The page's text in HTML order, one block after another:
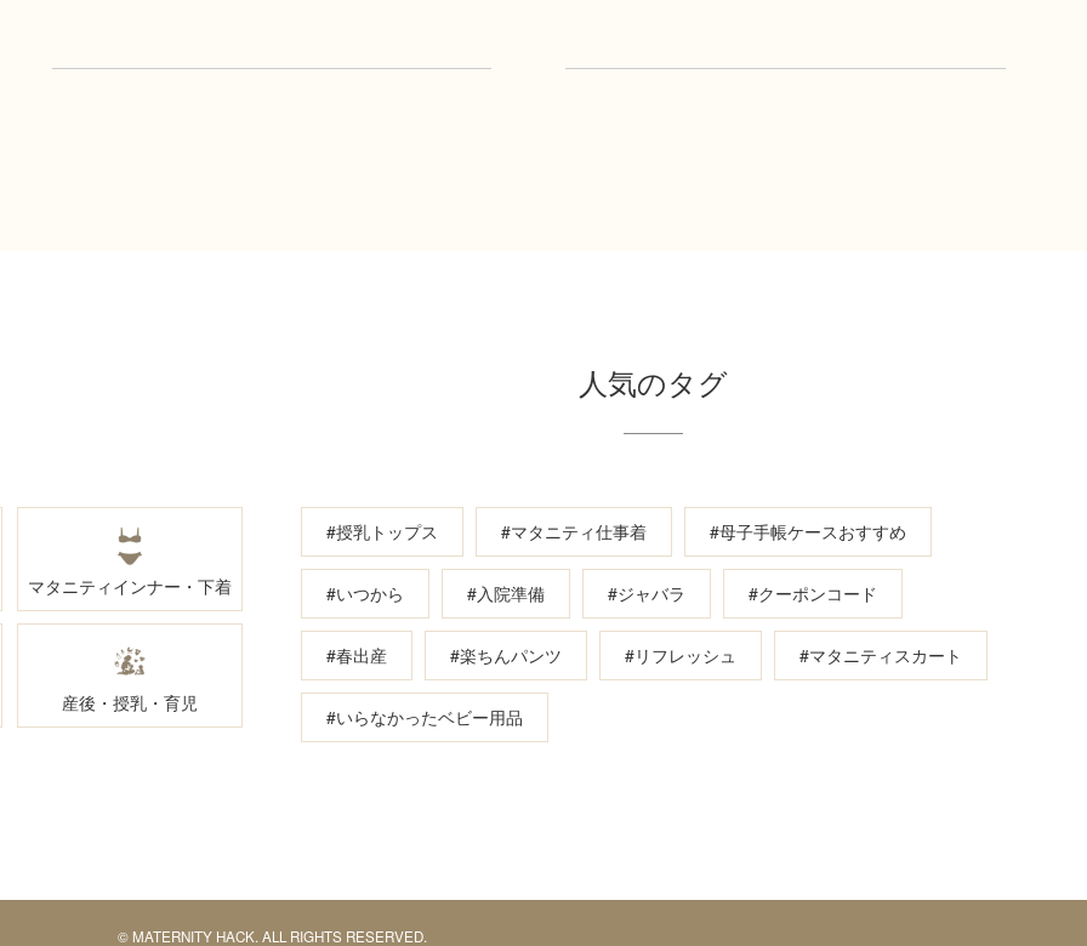
マタニティインナー・下着
産後・授乳・育児
人気のタグ
#授乳トップス #マタニティ仕事着 #母子手帳ケースおすすめ
#いつから #入院準備 #ジャバラ #クーポンコード
#春出産 #楽ちんパンツ #リフレッシュ #マタニティスカート
#いらなかったベビー用品
© MATERNITY HACK. ALL RIGHTS RESERVED.